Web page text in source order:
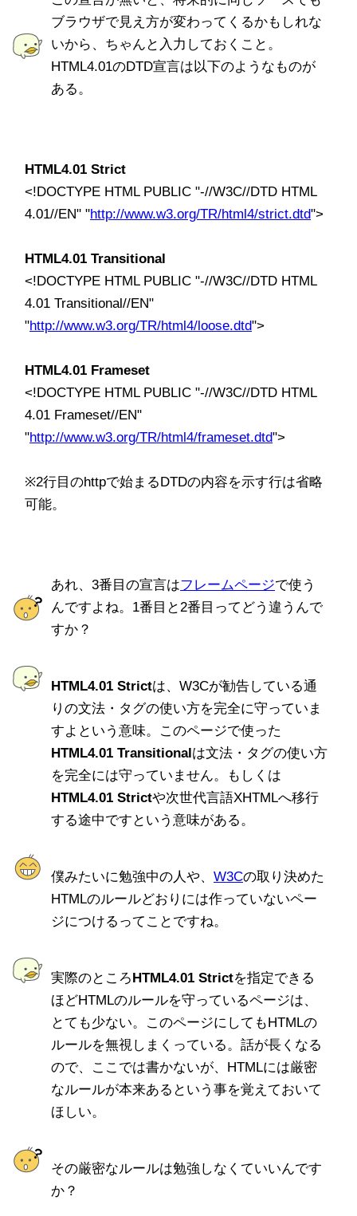
ブラウザで見え方が変わってくるかもしれな
いから、ちゃんと入力しておくこと。
HTML4.01のDTD宣言は以下のようなものが
ある。
HTML4.01 Strict
<!DOCTYPE HTML PUBLIC "-//W3C//DTD HTML
4.01//EN" "http://www.w3.org/TR/html4/strict.dtd">
HTML4.01 Transitional
<!DOCTYPE HTML PUBLIC "-//W3C//DTD HTML
4.01 Transitional//EN"
"http://www.w3.org/TR/html4/loose.dtd">
HTML4.01 Frameset
<!DOCTYPE HTML PUBLIC "-//W3C//DTD HTML
4.01 Frameset//EN"
"http://www.w3.org/TR/html4/frameset.dtd">
※2行目のhttpで始まるDTDの内容を示す行は省略
可能。
あれ、3番目の宣言はフレームページで使う
んですよね。1番目と2番目ってどう違うんで
すか？
HTML4.01 Strictは、W3Cが勧告している通
りの文法・タグの使い方を完全に守っていま
すよという意味。このページで使った
HTML4.01 Transitionalは文法・タグの使い方
を完全には守っていません。もしくは
HTML4.01 Strictや次世代言語XHTMLへ移行
する途中ですという意味がある。
僕みたいに勉強中の人や、 W3Cの取り決めた
HTMLのルールどおりには作っていないペー
ジにつけるってことですね。
実際のところHTML4.01 Strictを指定できる
ほどHTMLのルールを守っているページは、
とても少ない。このページにしてもHTMLの
ルールを無視しまくっている。話が長くなる
ので、ここでは書かないが、HTMLには厳密
なルールが本来あるという事を覚えておいて
ほしい。
その厳密なルールは勉強しなくていいんです
か？